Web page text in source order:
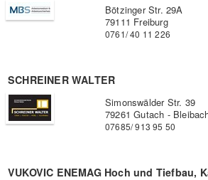
Bötzinger Str. 29A
79111 Freiburg
0761/ 40 11 226
SCHREINER WALTER
Simonswälder Str. 39
79261 Gutach -
07685/ 913 95 50
VUKOVIC ENEMAG Hoch und Tiefbau,